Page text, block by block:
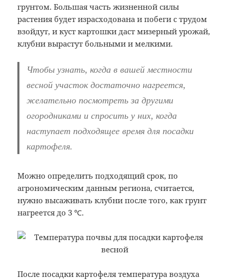
грунтом. Большая часть жизненной силы
растения будет израсходована и побеги с трудом
взойдут, и куст картошки даст мизерный урожай,
клубни вырастут больными и мелкими.
Чтобы узнать, когда в вашей местности
весной участок достаточно нагреется,
желательно посмотреть за другими
огородниками и спросить у них, когда
наступает подходящее время для посадки
картофеля.
Можно определить подходящий срок, по
агрономическим данным региона, считается,
нужно высаживать клубни после того, как грунт
нагреется до 3 ℃.
После посадки картофеля температура воздуха